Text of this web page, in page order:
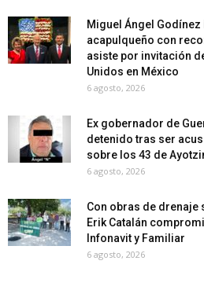
Miguel Ángel
acapulqueño con
asiste por invitación
Unidos en México
6 agosto, 2026
Ex gobernador de
detenido tras ser
sobre los 43 de
6 agosto, 2026
Con obras de
Erik Catalán
Infonavit y Familiar
6 agosto, 2026